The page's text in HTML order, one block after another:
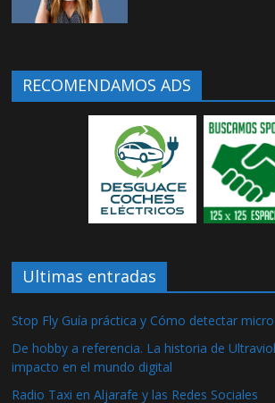
RECOMENDAMOS ADS
Ultimas entradas
Stop Fly Guía práctica y Cómo detectar
De hobby a referencia. La historia de
impacto en el mundo digital
Radio Taxi en Aljarafe y las Redes Sociales